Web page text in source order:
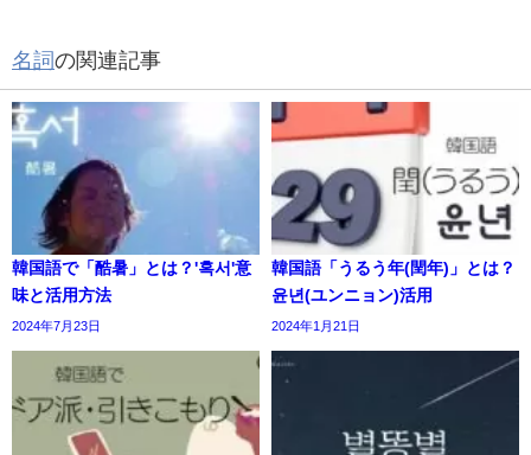
名詞の関連記事
韓国語で「酷暑」とは？'혹서'意
味と活用方法
2024年7月23日
韓国語「うるう年(閏年)」とは？
윤년(ユンニョン)活用
2024年1月21日